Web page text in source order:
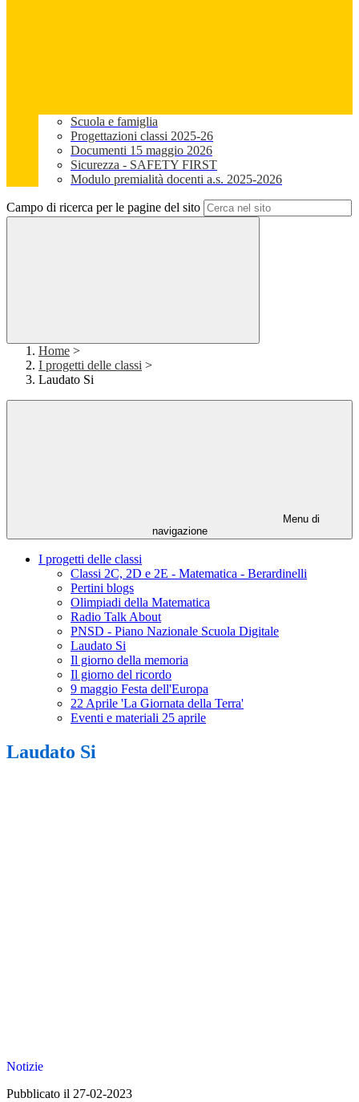
Scuola e famiglia
Progettazioni classi 2025-26
Documenti 15 maggio 2026
Sicurezza - SAFETY FIRST
Modulo premialità docenti a.s. 2025-2026
Campo di ricerca per le pagine del sito
Home >
I progetti delle classi >
Laudato Si
Menu di
navigazione
I progetti delle classi
Classi 2C, 2D e 2E - Matematica - Berardinelli
Pertini blogs
Olimpiadi della Matematica
Radio Talk About
PNSD - Piano Nazionale Scuola Digitale
Laudato Si
Il giorno della memoria
Il giorno del ricordo
9 maggio Festa dell'Europa
22 Aprile 'La Giornata della Terra'
Eventi e materiali 25 aprile
Laudato Si
Notizie
Pubblicato il 27-02-2023